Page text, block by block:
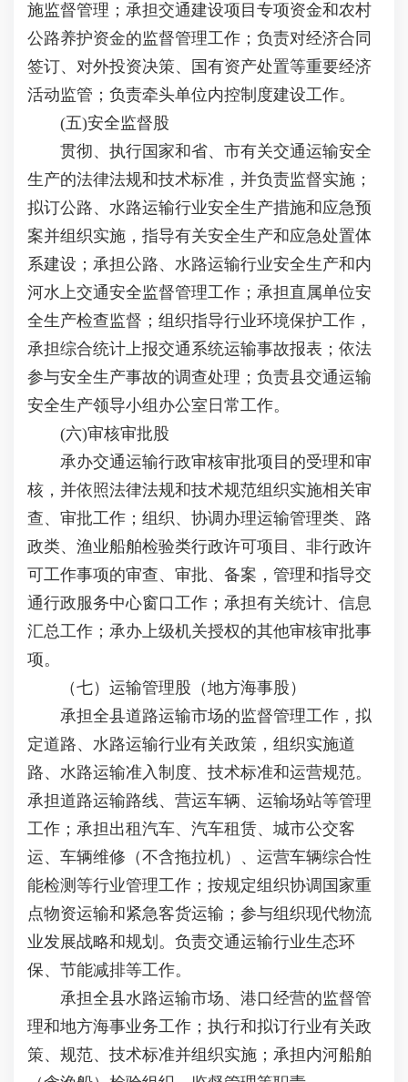
施监督管理；承担交通建设项目专项资金和农村
公路养护资金的监督管理工作；负责对经济合同
签订、对外投资决策、国有资产处置等重要经济
活动监管；负责牵头单位内控制度建设工作。
(五)安全监督股
贯彻、执行国家和省、市有关交通运输安全
生产的法律法规和技术标准，并负责监督实施；
拟订公路、水路运输行业安全生产措施和应急预
案并组织实施，指导有关安全生产和应急处置体
系建设；承担公路、水路运输行业安全生产和内
河水上交通安全监督管理工作；承担直属单位安
全生产检查监督；组织指导行业环境保护工作，
承担综合统计上报交通系统运输事故报表；依法
参与安全生产事故的调查处理；负责县交通运输
安全生产领导小组办公室日常工作。
(六)审核审批股
承办交通运输行政审核审批项目的受理和审
核，并依照法律法规和技术规范组织实施相关审
查、审批工作；组织、协调办理运输管理类、路
政类、渔业船舶检验类行政许可项目、非行政许
可工作事项的审查、审批、备案，管理和指导交
通行政服务中心窗口工作；承担有关统计、信息
汇总工作；承办上级机关授权的其他审核审批事
项。
（七）运输管理股（地方海事股）
承担全县道路运输市场的监督管理工作，拟
定道路、水路运输行业有关政策，组织实施道
路、水路运输准入制度、技术标准和运营规范。
承担道路运输路线、营运车辆、运输场站等管理
工作；承担出租汽车、汽车租赁、城市公交客
运、车辆维修（不含拖拉机）、运营车辆综合性
能检测等行业管理工作；按规定组织协调国家重
点物资运输和紧急客货运输；参与组织现代物流
业发展战略和规划。负责交通运输行业生态环
保、节能减排等工作。
承担全县水路运输市场、港口经营的监督管
理和地方海事业务工作；执行和拟订行业有关政
策、规范、技术标准并组织实施；承担内河船舶